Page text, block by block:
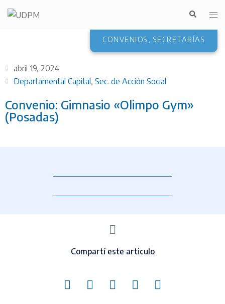
CONVENIOS SECRETARÍAS
abril 19, 2024
Departamental Capital, Sec. de Acción Social
Convenio: Gimnasio «Olimpo Gym»
(Posadas)
Compartí este articulo